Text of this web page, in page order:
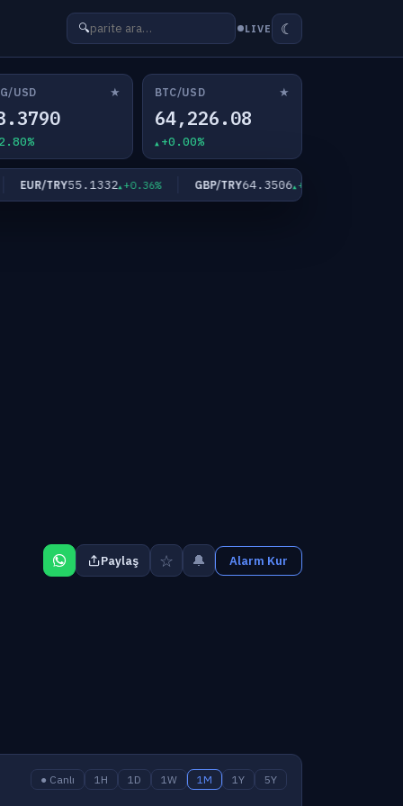
🔍 LIVE ☾
USD ★ BTC/USD ★
64,226.08
+0.00%
EUR/TRY55.1332 +0.36% GBP/TRY64.3506 +0.32%
Paylaş ☆ 🔔 Alarm Kur
● Canlı 1H 1D 1W 1M 1Y 5Y